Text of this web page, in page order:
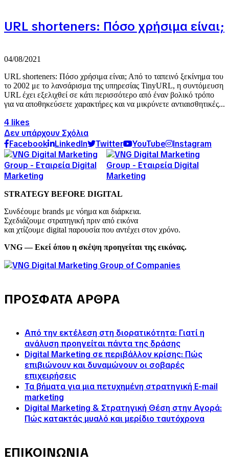
URL shorteners: Πόσο χρήσιμα είναι;
04/08/2021
URL shorteners: Πόσο χρήσιμα είναι; Από το ταπεινό ξεκίνημα του
το 2002 με το λανσάρισμα της υπηρεσίας TinyURL, η συντόμευση
URL έχει εξελιχθεί σε κάτι περισσότερο από έναν βολικό τρόπο
για να αποθηκεύσετε χαρακτήρες και να μικρύνετε αντιαισθητικές...
4 likes
Δεν υπάρχουν Σχόλια
Facebook
LinkedIn Twitter YouTube Instagram
STRATEGY BEFORE DIGITAL
Συνδέουμε brands με νόημα και διάρκεια.
Σχεδιάζουμε στρατηγική πριν από εικόνα
και χτίζουμε digital παρουσία που αντέχει στον χρόνο.
VNG — Εκεί όπου η σκέψη προηγείται της εικόνας.
ΠΡΟΣΦΑΤΑ ΑΡΘΡΑ
Από την εκτέλεση στη διορατικότητα: Γιατί η
ανάλυση προηγείται πάντα της δράσης
Digital Marketing σε περιβάλλον κρίσης: Πώς
επιβιώνουν και δυναμώνουν οι σοβαρές
επιχειρήσεις
Τα βήματα για μια πετυχημένη στρατηγική E-mail
marketing
Digital Marketing & Στρατηγική Θέση στην Αγορά:
Πώς κατακτάς μυαλό και μερίδιο ταυτόχρονα
ΕΠΙΚΟΙΝΩΝΙΑ